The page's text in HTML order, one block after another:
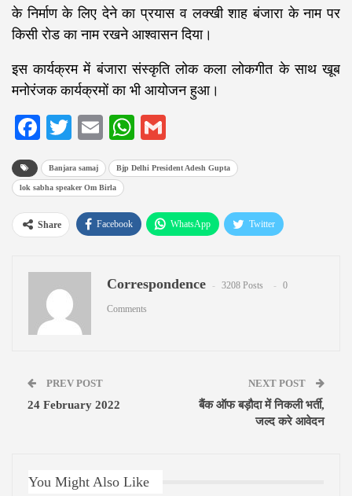
के निर्माण के लिए देने का प्रयास व लक्खी शाह बंजारा के नाम पर
किसी रोड का नाम रखने आश्वासन दिया।
इस कार्यक्रम में बंजारा संस्कृति लोक कला लोकगीत के साथ खूब
मनोरंजक कार्यक्रमों का भी आयोजन हुआ।
Facebook
TwitterEmailWhatsApp
Banjara samaj Bjp Delhi President Adesh Gupta
lok sabha speaker Om Birla
Share Facebook WhatsApp Twitter
Correspondence 3208 Posts 0
Comments
PREV POST
24 February 2022
NEXT POST
बैंक ऑफ बड़ौदा में निकली भर्ती,
जल्द करे आवेदन
You Might Also Like